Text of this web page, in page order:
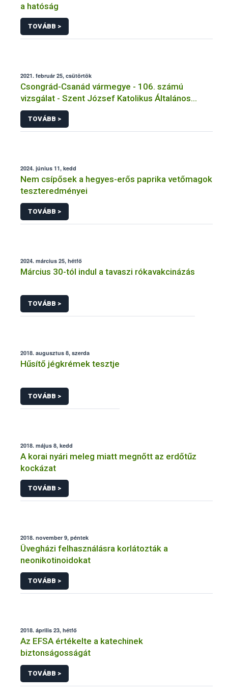
a hatóság
TOVÁBB >
2021. február 25, csütörtök
Csongrád-Csanád vármegye - 106. számú
vizsgálat - Szent József Katolikus Általános
Iskola Tálalókonyha - Hódmezővásárhely
TOVÁBB >
2024. június 11, kedd
Nem csípősek a hegyes-erős paprika vetőmagok
teszteredményei
TOVÁBB >
2024. március 25, hétfő
Március 30-tól indul a tavaszi rókavakcinázás
TOVÁBB >
2018. augusztus 8, szerda
Hűsítő jégkrémek tesztje
TOVÁBB >
2018. május 8, kedd
A korai nyári meleg miatt megnőtt az erdőtűz
kockázat
TOVÁBB >
2018. november 9, péntek
Üvegházi felhasználásra korlátozták a
neonikotinoidokat
TOVÁBB >
2018. április 23, hétfő
Az EFSA értékelte a katechinek
biztonságosságát
TOVÁBB >